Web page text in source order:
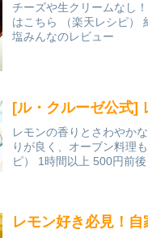
チーズや生クリームなし
はこちら （楽天レシピ）
塩みんなのレビュー
[ル・クルーゼ公式]
レモンの香りとさわやか
りが良く、オーブン料理
ピ） 1時間以上 500円前
レモン好き必見！